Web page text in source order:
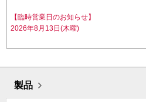
【臨時営業日のお知らせ】
2026年8月13日(木曜)
製品